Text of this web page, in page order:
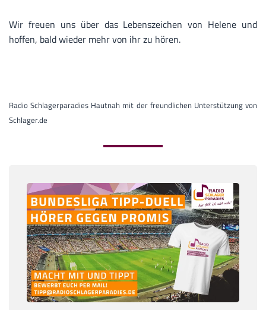
Wir freuen uns über das Lebenszeichen von Helene und
hoffen, bald wieder mehr von ihr zu hören.
Radio Schlagerparadies Hautnah mit der freundlichen Unterstützung von
Schlager.de